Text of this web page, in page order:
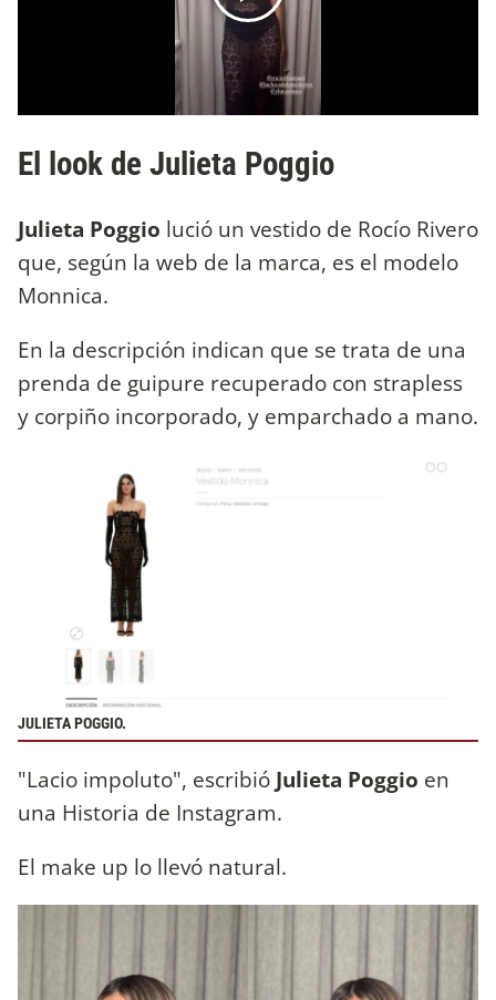
El look de Julieta Poggio
Julieta Poggio lució un vestido de Rocío Rivero
que, según la web de la marca, es el modelo
Monnica.
En la descripción indican que se trata de una
prenda de guipure recuperado con strapless
y corpiño incorporado, y emparchado a mano.
JULIETA POGGIO.
"Lacio impoluto", escribió Julieta Poggio en
una Historia de Instagram.
El make up lo llevó natural.